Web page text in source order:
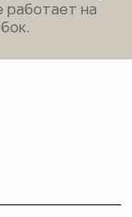
работает на